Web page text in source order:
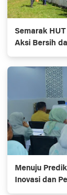
Semarak
Aksi Bersih
Menuju
Inovasi dan